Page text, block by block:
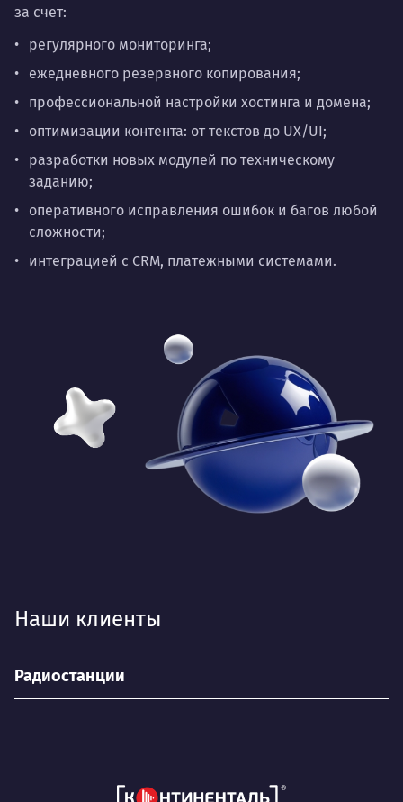
за счет:
регулярного мониторинга;
ежедневного резервного копирования;
профессиональной настройки хостинга и домена;
оптимизации контента: от текстов до UX/UI;
разработки новых модулей по техническому
заданию;
оперативного исправления ошибок и багов любой
сложности;
интеграцией с CRM, платежными системами.
Наши клиенты
Радиостанции